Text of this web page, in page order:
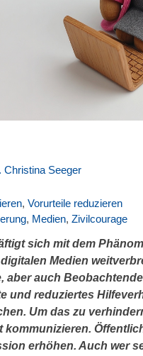
Christina Seeger
, Vorurteile reduzieren
, Medien, Zivilcourage
sich mit dem
Medien
aber auch
und reduziertes
Um das zu
kommunizieren.
erhöhen. Auch wer